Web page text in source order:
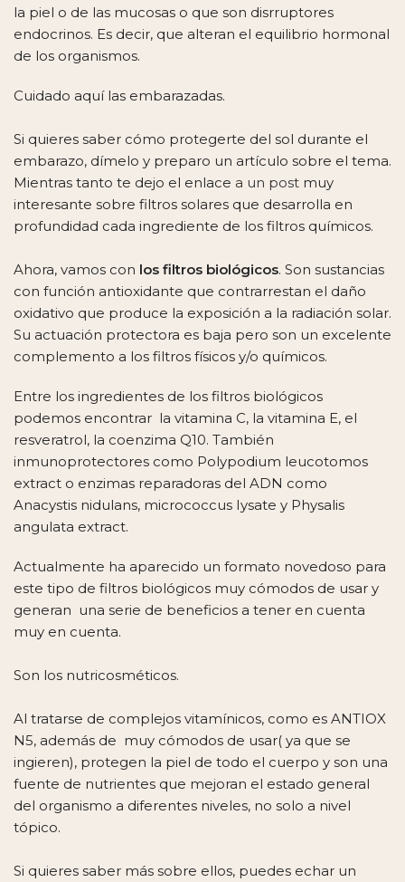
la piel o de las mucosas o que son disrruptores
endocrinos. Es decir, que alteran el equilibrio hormonal
de los organismos.
Cuidado aquí las embarazadas.
Si quieres saber cómo protegerte del sol durante el
embarazo, dímelo y preparo un artículo sobre el tema.
Mientras tanto te dejo el enlace a un post muy
interesante sobre filtros solares que desarrolla en
profundidad cada ingrediente de los filtros químicos.
Ahora, vamos con los filtros biológicos. Son sustancias
con función antioxidante que contrarrestan el daño
oxidativo que produce la exposición a la radiación solar.
Su actuación protectora es baja pero son un excelente
complemento a los filtros físicos y/o químicos.
Entre los ingredientes de los filtros biológicos
podemos encontrar la vitamina C, la vitamina E, el
resveratrol, la coenzima Q10. También
inmunoprotectores como Polypodium leucotomos
extract o enzimas reparadoras del ADN como
Anacystis nidulans, micrococcus Iysate y Physalis
angulata extract.
Actualmente ha aparecido un formato novedoso para
este tipo de filtros biológicos muy cómodos de usar y
generan una serie de beneficios a tener en cuenta
muy en cuenta.
Son los nutricosméticos.
Al tratarse de complejos vitamínicos, como es ANTIOX
N5, además de muy cómodos de usar( ya que se
ingieren), protegen la piel de todo el cuerpo y son una
fuente de nutrientes que mejoran el estado general
del organismo a diferentes niveles, no solo a nivel
tópico.
Si quieres saber más sobre ellos, puedes echar un